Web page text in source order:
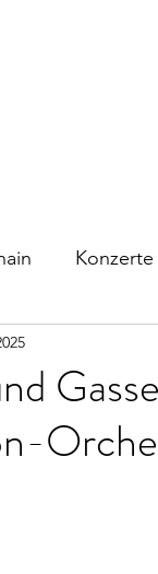
Konzerte